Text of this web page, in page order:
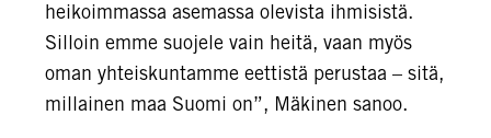
heikoimmassa asemassa olevista ihmisistä.
Silloin emme suojele vain heitä, vaan myös
oman yhteiskuntamme eettistä perustaa – sitä,
millainen maa Suomi on”, Mäkinen sanoo.